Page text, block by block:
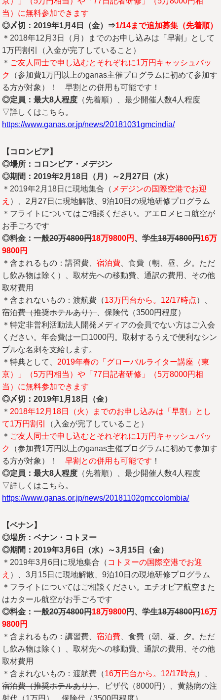
当）に無料参加できます
◎〆切：2019年1月4 日（金）⇒1/14まで追加募集（先着順）
＊2018年12月3日（月）までのお申し込みは「早割」として
1万円割引（入金が完了していること）
＊ ご友人同士で申し込むとそれぞれに1万円キャッシュバッ
ク
（参加費1万円以上のganas主催プログラムに初めて参加す
る方が対象）！ 早割との併用も可能です！
◎定員：最大8人程度 （先着順）、最少開催人数4人程度
▽詳しくはこちら。
https://www.ganas.or.jp/news/20181031gmcindia/
【コロンビア】
◎場所：コロンビア・メデジン
◎期間：2019年2月18 日（月）～2月27 日（水）
＊2019年2月18日に現地集合（ メデジンの国際空港でお迎
え ）、2月27日に現地解散、9泊10日の現地研修プログラム
＊フライトについてはご相談ください。アエロメヒコ航空が
お手ごろです
◎料金：一般20万4800円18万9800円 、学生18万4800円16万
9800円
＊含まれるもの：講習費、宿泊費 、食費（朝、昼、夕。ただ
し飲み物は除く）、取材先への移動費、通訳の費用、その他
取材費用
＊含まれないもの：渡航費（13万円台から。12/17時点）、
宿泊費（推奨ホテルあり）、保険代（3500円程度）
＊特定非営利活動法人開発メディアの会員でない方はご入会
ください。年会費は一口1000円。取材するうえで便利なシン
プルな名刺を支給します。
＊特典として、 2019年春の「グローバルライター講座（東
京）」（5万円相当）や「77日記者研修」（5万8000円相
当）に無料参加できます
◎〆切：2019年1月18 日（金）
＊ 2018年12月18日（火）までのお申し込みは「早割」とし
て1万円割引
（入金が完了していること）
＊ ご友人同士で申し込むとそれぞれに1万円キャッシュバッ
ク
（参加費1万円以上のganas主催プログラムに初めて参加す
る方が対象）！早割との併用も可能です ！
◎定員：最大8人程度 （先着順）、最少開催人数4人程度
▽詳しくはこちら。
https://www.ganas.or.jp/news/20181102gmccolombia/
【ベナン】
◎場所：ベナン・コトヌー
◎期間：2019年3月6 日（水）～3月15 日（金）
＊2019年3月6日に現地集合（ コトヌーの国際空港でお迎
え ）、3月15日に現地解散、9泊10日の現地研修プログラム
＊フライトについてはご相談ください。エチオピア航空また
はカタール航空がお手ごろです
◎料金：一般20万4800円18万9800円 、学生18万4800円16万
9800円
＊含まれるもの：講習費、宿泊費 、食費（朝、昼、夕。ただ
し飲み物は除く）、取材先への移動費、通訳の費用、その他
取材費用
＊含まれないもの：渡航費（16万円台から。12/17時点）、
宿泊費（推奨ホテルあり）、ビザ代（8000円）、黄熱病の注
射代（1万円）、保険代（3500円程度）